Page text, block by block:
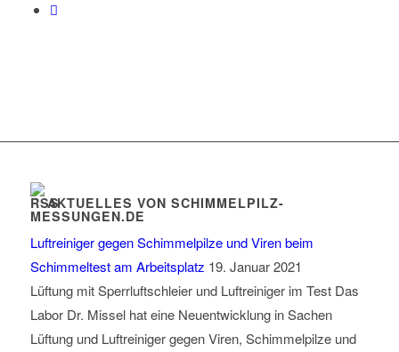
AKTUELLES VON SCHIMMELPILZ-
MESSUNGEN.DE
Luftreiniger gegen Schimmelpilze und Viren beim
Schimmeltest am Arbeitsplatz 19. Januar 2021
Lüftung mit Sperrluftschleier und Luftreiniger im Test Das
Labor Dr. Missel hat eine Neuentwicklung in Sachen
Lüftung und Luftreiniger gegen Viren, Schimmelpilze und